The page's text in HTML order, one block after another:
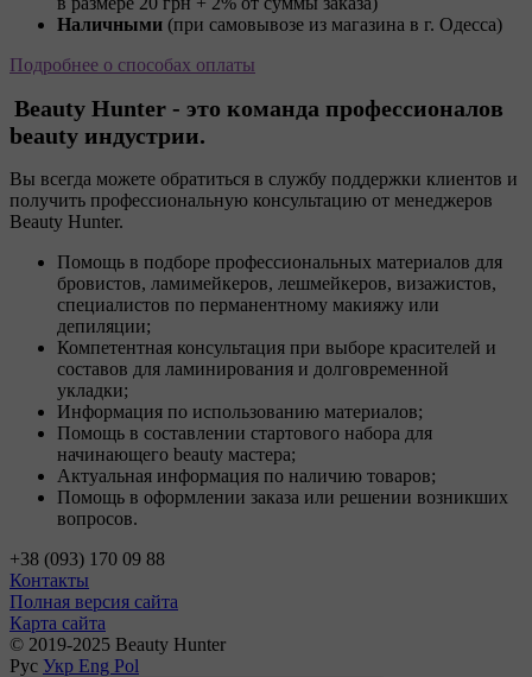
Наличными (при самовывозе из магазина в г. Одесса)
Подробнее о способах оплаты
Beauty Hunter - это команда профессионалов
beauty индустрии.
Вы всегда можете обратиться в службу поддержки клиентов и
получить профессиональную консультацию от менеджеров
Beauty Hunter.
Помощь в подборе профессиональных материалов для
бровистов, ламимейкеров, лешмейкеров, визажистов,
специалистов по перманентному макияжу или
депиляции;
Компетентная консультация при выборе красителей и
составов для ламинирования и долговременной
укладки;
Информация по использованию материалов;
Помощь в составлении стартового набора для
начинающего beauty мастера;
Актуальная информация по наличию товаров;
Помощь в оформлении заказа или решении возникших
вопросов.
+38 (093) 170 09 88
Контакты
Полная версия сайта
Карта сайта
© 2019-2025 Beauty Hunter
Рус Укр Eng Pol